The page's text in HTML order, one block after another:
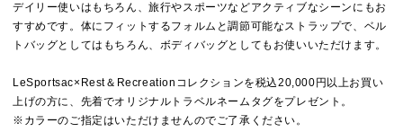
デイリー使いはもちろん、旅行やスポーツなどアクティブなシーンにもお
すすめです。体にフィットするフォルムと調節可能なストラップで、ベル
トバッグとしてはもちろん、ボディバッグとしてもお使いいただけます。
LeSportsac×Rest＆Recreationコレクションを税込20,000円以上お買い
上げの方に、先着でオリジナルトラベルネームタグをプレゼント。
※カラーのご指定はいただけませんのでご了承ください。